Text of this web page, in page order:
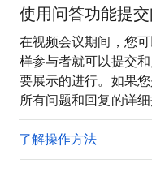
使用问答功能提
在视频会议期间，您
样参与者就可以提交
要展示的进行。如果
所有问题和回复的详细
了解操作方法